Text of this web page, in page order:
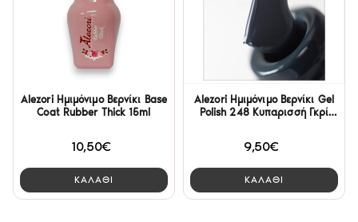
Alezori Ημιμόνιμο Βερνίκι Base
Coat Rubber Thick 15ml
10,50€
ΚΑΛΑΘΙ
Alezori Ημιμόνιμο Βερνίκι Gel
Polish 248 Κυπαρισσή Γκρί
9,50€
ΚΑΛΑΘΙ